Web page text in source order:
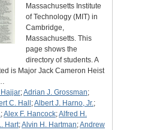
Massachusetts Institute
of Technology (MIT) in
Cambridge,
Massachusetts. This
page shows the
directory of students. A
is Major Jack Cameron Heist
;Adrian J. Grossman;
C. Hall ;Albert J. Harno, Jr.;
;Alex F. Hancock;Alfred H.
Hart;Alvin H. Hartman;Andrew